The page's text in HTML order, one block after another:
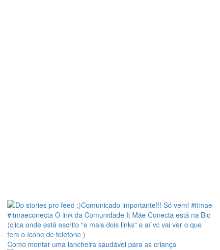
Como montar uma lancheira saudável para as criança